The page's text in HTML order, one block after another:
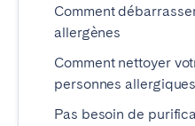
Comment
allergènes
Comment nettoyer
personnes
Pas besoin de
Barcelone
FRANCE